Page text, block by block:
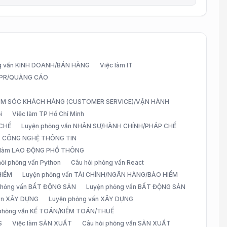
vấn KINH DOANH/BÁN HÀNG
Việc làm IT
QUẢNG CÁO
SÓC KHÁCH HÀNG (CUSTOMER SERVICE)/VẬN HÀNH
Việc làm TP Hồ Chí Minh
Luyện phỏng vấn NHÂN SỰ/HÀNH CHÍNH/PHÁP CHẾ
NGHỆ THÔNG TIN
LAO ĐỘNG PHỔ THÔNG
phỏng vấn Python
Câu hỏi phỏng vấn React
Luyện phỏng vấn TÀI CHÍNH/NGÂN HÀNG/BẢO HIỂM
vấn BẤT ĐỘNG SẢN
Luyện phỏng vấn BẤT ĐỘNG SẢN
XÂY DỰNG
Luyện phỏng vấn XÂY DỰNG
vấn KẾ TOÁN/KIỂM TOÁN/THUẾ
Việc làm SẢN XUẤT Câu hỏi phỏng vấn SẢN XUẤT